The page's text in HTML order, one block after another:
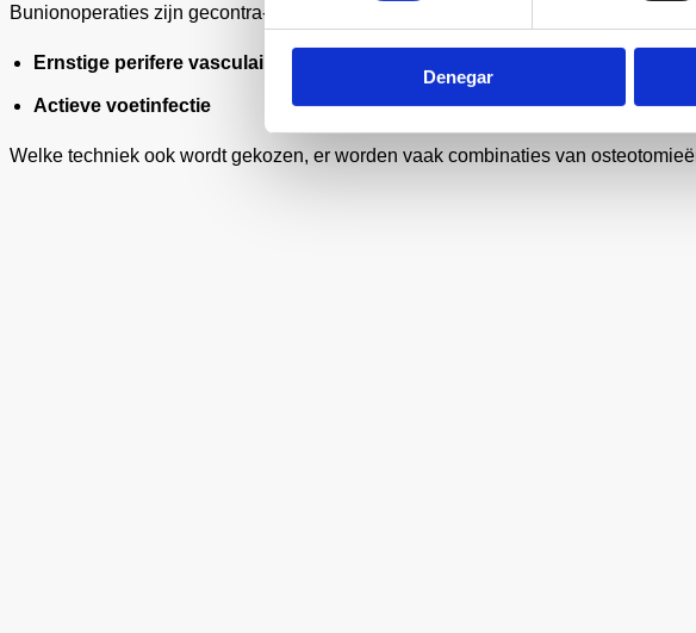
Denegar
Bunionoperaties zijn gecontra-indiceerd in geval van :
Ernstige perifere vasculaire insufficiëntie
Actieve voetinfectie
Welke techniek ook wordt gekozen, er worden vaak combinaties van